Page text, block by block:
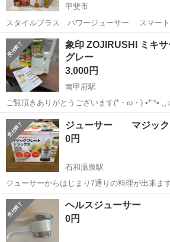
甲斐市
スタイルプラス パワージューサー スマート
購入 定価２万円ぐらいで買いました。 2、3回
取扱説明書においしいレシピ があります。 中
しくお願いします。
山梨 甲斐市 キッチン家電 ジューサ
象印 ZOJIRUSHI ミキ
グレー
3,000円
南甲府駅
ご覧頂きありがとうございます(*・ω・) •*¨*•.¸¸☆*・゜•*¨*•.¸¸☆*・゜
•*¨*•.¸¸☆*・* 【商品名】 象印 ZOJIRUSHI ミキサー ヘルシーミックス
グレー 【商品状態】 ・中古 (商...
山梨 甲府市 南甲府駅 キッチン家電
ジューサー マジック
0円
石和温泉駅
ジューサーからはじまり7通りの料理が出来ま
キレイに洗い保存しておりました。 差し上げ
る方にお願い致します。
山梨 笛吹市
ヘルスジューサー
0円